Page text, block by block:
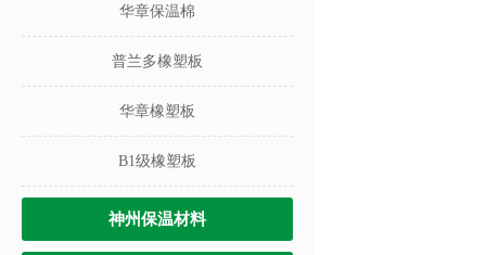
华章保温棉
普兰多橡塑板
华章橡塑板
B1级橡塑板
神州保温材料